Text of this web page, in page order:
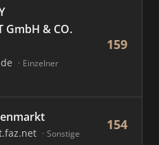
GmbH & CO.
Einzelner
159
Sonstige
154